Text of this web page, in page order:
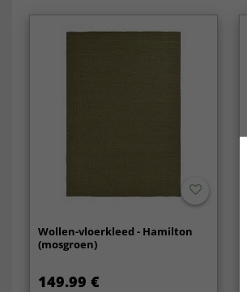
Wollen-vloerkleed - Hamilton
(mosgroen)
149.99 €